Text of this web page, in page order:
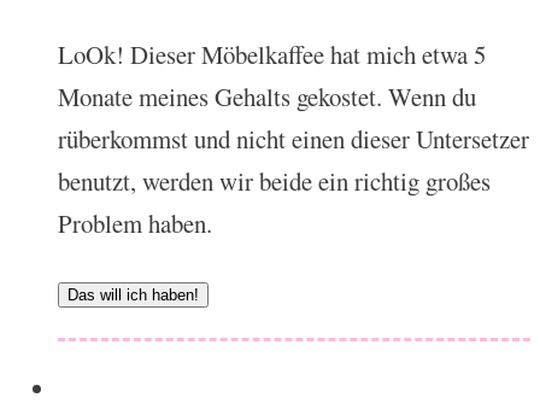
LoOk! Dieser Möbelkaffee hat mich etwa 5
Monate meines Gehalts gekostet. Wenn du
rüberkommst und nicht einen dieser Untersetzer
benutzt, werden wir beide ein richtig großes
Problem haben.
Das will ich haben!